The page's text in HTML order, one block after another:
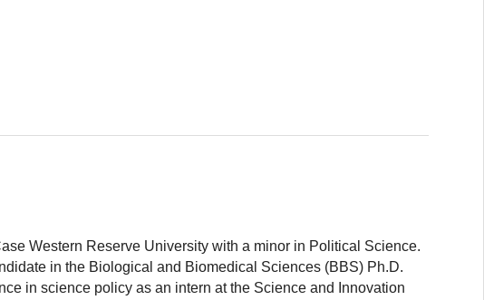
Western Reserve University with a minor in Political Science.
in the Biological and Biomedical Sciences (BBS) Ph.D.
in science policy as an intern at the Science and Innovation